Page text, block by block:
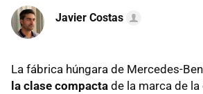
Javier Costas
La fábrica húngara de Mercedes-
la clase compacta de la marca de la